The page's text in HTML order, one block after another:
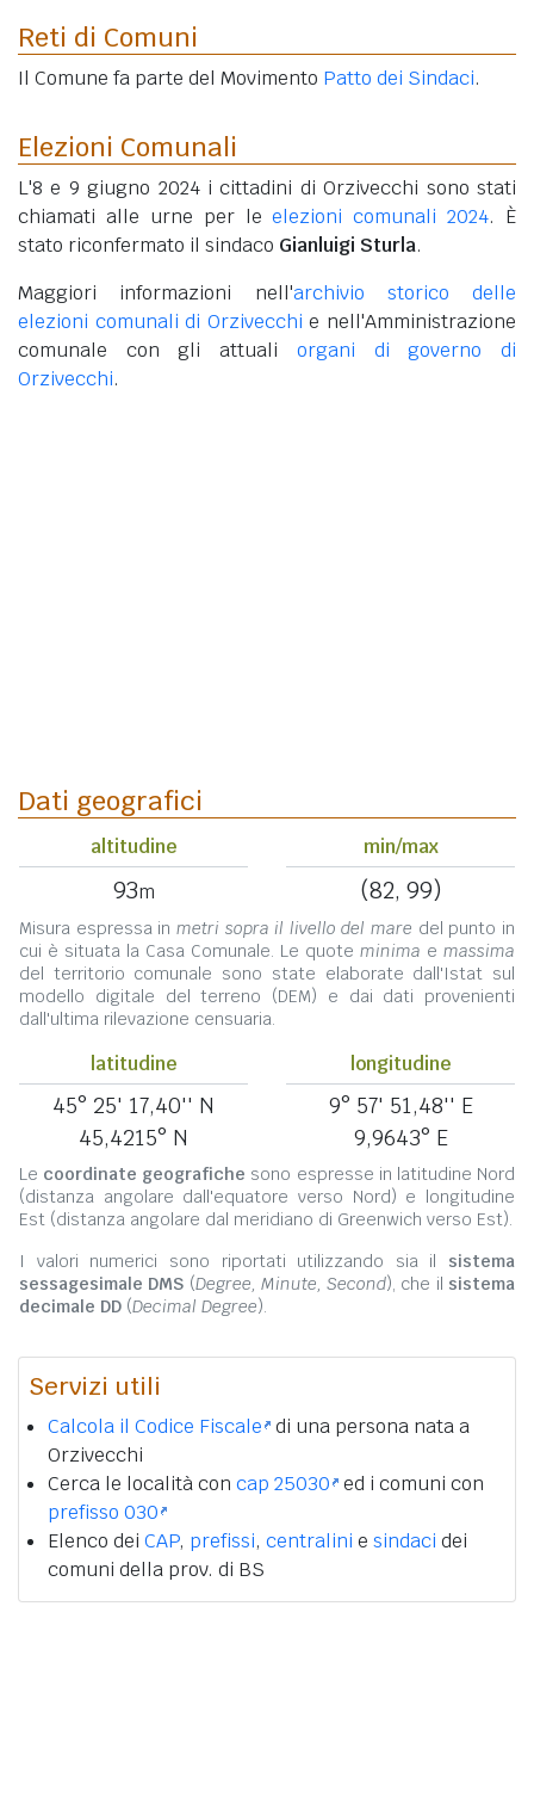
Reti di Comuni
Il Comune fa parte del Movimento Patto dei Sindaci.
Elezioni Comunali
L'8 e 9 giugno 2024 i cittadini di Orzivecchi sono stati
chiamati alle urne per leelezioni comunali 2024. È
stato riconfermato il sindaco Gianluigi Sturla.
Maggiori informazioni nell'archivio storico delle
elezioni comunali di Orzivecchi e nell'Amministrazione
comunale con gli attuali organi di governo di
Orzivecchi.
Dati geografici
altitudine
93m
min/max
(82, 99)
Misura espressa in metri sopra il livello del mare del punto in
cui è situata la Casa Comunale. Le quote minima e massima
del territorio comunale sono state elaborate dall'Istat sul
modello digitale del terreno (DEM) e dai dati provenienti
dall'ultima rilevazione censuaria.
latitudine
45° 25' 17,40'' N
45,4215° N
longitudine
9° 57' 51,48'' E
9,9643° E
Le coordinate geografiche sono espresse in latitudine Nord
(distanza angolare dall'equatore verso Nord) e longitudine
Est (distanza angolare dal meridiano di Greenwich verso Est).
I valori numerici sono riportati utilizzando sia il sistema
sessagesimale DMS (Degree, Minute, Second), che il sistema
decimale DD (Decimal Degree).
Servizi utili
Calcola il Codice Fiscale di una persona nata a
Orzivecchi
Cerca le località con cap 25030 ed i comuni con
prefisso 030
Elenco dei CAP, prefissi, centralini e sindaci dei
comuni della prov. di BS